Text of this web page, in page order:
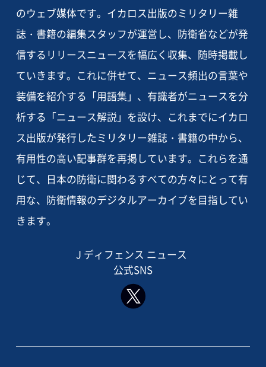
のウェブ媒体です。イカロス出版のミリタリー雑
誌・書籍の編集スタッフが運営し、防衛省などが発
信するリリースニュースを幅広く収集、随時掲載し
ていきます。これに併せて、ニュース頻出の言葉や
装備を紹介する「用語集」、有識者がニュースを分
析する「ニュース解説」を設け、これまでにイカロ
ス出版が発行したミリタリー雑誌・書籍の中から、
有用性の高い記事群を再掲しています。これらを通
じて、日本の防衛に関わるすべての方々にとって有
用な、防衛情報のデジタルアーカイブを目指してい
きます。
J ディフェンス ニュース
公式SNS